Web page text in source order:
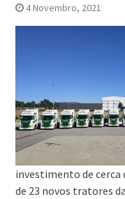
4 Novembro, 2021
investimento de cerca
de 23 novos tratores